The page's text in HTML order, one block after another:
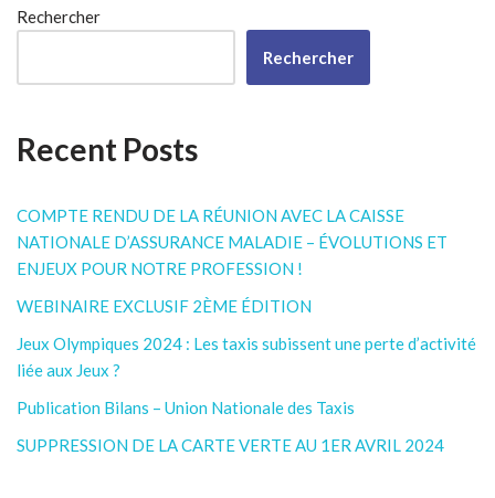
Rechercher
Rechercher
Recent Posts
COMPTE RENDU DE LA RÉUNION AVEC LA CAISSE
NATIONALE D’ASSURANCE MALADIE – ÉVOLUTIONS ET
ENJEUX POUR NOTRE PROFESSION !
WEBINAIRE EXCLUSIF 2ÈME ÉDITION
Jeux Olympiques 2024 : Les taxis subissent une perte d’activité
liée aux Jeux ?
Publication Bilans – Union Nationale des Taxis
SUPPRESSION DE LA CARTE VERTE AU 1ER AVRIL 2024